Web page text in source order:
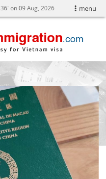
menu
36' on 09 Aug, 2026